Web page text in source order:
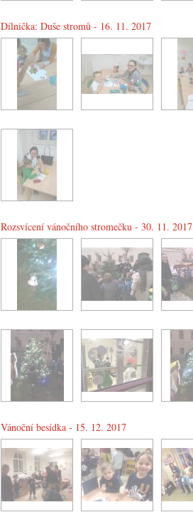
Dílnička: Duše stromů - 16. 11. 2017
Rozsvícení vánočního stromečku - 30. 11. 2017
Vánoční besídka - 15. 12. 2017